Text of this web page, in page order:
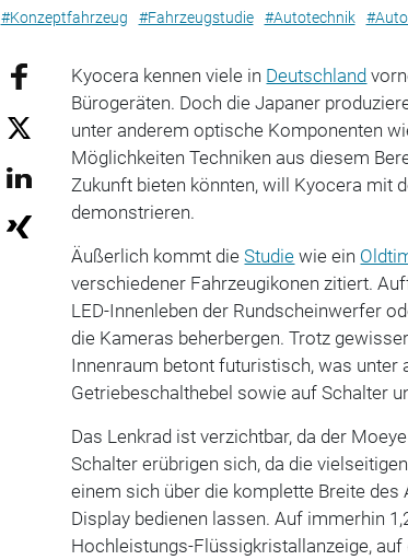
#Konzeptfahrzeug #Fahrzeugstudie #Autotechnik
Kyocera kennen viele in Deutschland
Bürogeräten. Doch die Japaner
unter anderem optische Komponenten
Möglichkeiten Techniken aus diesem
Zukunft bieten könnten, will Kyocera mit
demonstrieren.
Äußerlich kommt dieStudie wie ein
verschiedener Fahrzeugikonen zitiert.
LED-Innenleben der Rundscheinwerfer
die Kameras beherbergen. Trotz
Innenraum betont futuristisch, was unter
Getriebeschalthebel sowie auf Schalter
Das Lenkrad ist verzichtbar, da der
Schalter erübrigen sich, da die
einem sich über die komplette Breite
Display bedienen lassen. Auf immerhin
Hochleistungs-Flüssigkristallanzeige,